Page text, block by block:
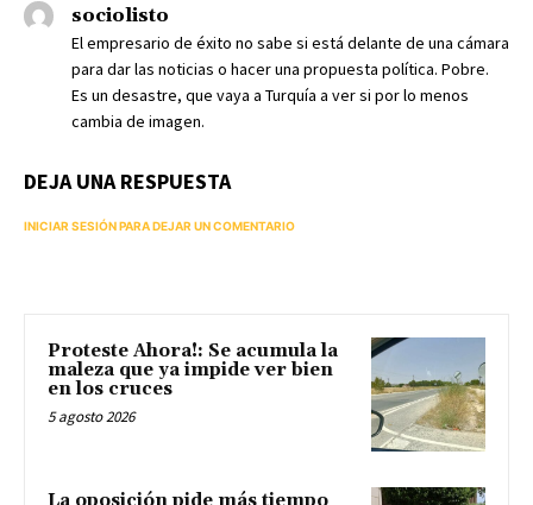
sociolisto
El empresario de éxito no sabe si está delante de una cámara
para dar las noticias o hacer una propuesta política. Pobre.
Es un desastre, que vaya a Turquía a ver si por lo menos
cambia de imagen.
DEJA UNA RESPUESTA
INICIAR SESIÓN PARA DEJAR UN COMENTARIO
Proteste Ahora!: Se acumula la
maleza que ya impide ver bien
en los cruces
5 agosto 2026